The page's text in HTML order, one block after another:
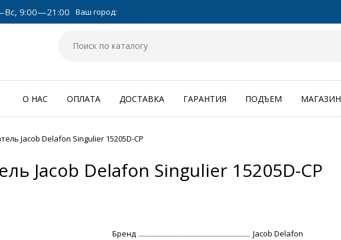
9:00—21:00 Ваш город:
О НАС ОПЛАТА ДОСТАВКА ГАРАНТИЯ ПОДЪЕМ МАГАЗИН
Jacob Delafon Singulier 15205D-CP
Jacob Delafon Singulier 15205D-CP
Бренд
Jacob Delafon